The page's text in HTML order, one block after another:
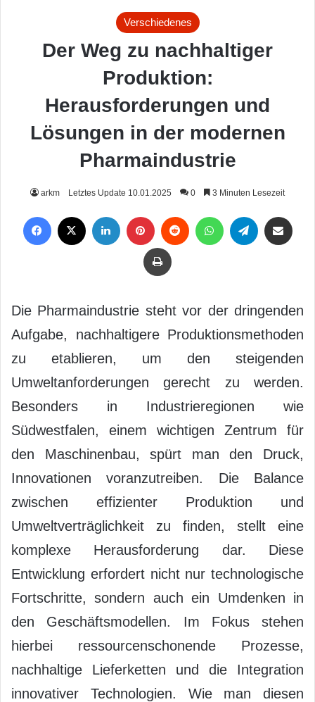
Verschiedenes
Der Weg zu nachhaltiger
Produktion:
Herausforderungen und
Lösungen in der modernen
Pharmaindustrie
arkm Letztes Update 10.01.2025 0 3 Minuten Lesezeit
Drucken
Die Pharmaindustrie steht vor der dringenden
Aufgabe, nachhaltigere Produktionsmethoden
zu etablieren, um den steigenden
Umweltanforderungen gerecht zu werden.
Besonders in Industrieregionen wie
Südwestfalen, einem wichtigen Zentrum für
den Maschinenbau, spürt man den Druck,
Innovationen voranzutreiben. Die Balance
zwischen effizienter Produktion und
Umweltverträglichkeit zu finden, stellt eine
komplexe Herausforderung dar. Diese
Entwicklung erfordert nicht nur technologische
Fortschritte, sondern auch ein Umdenken in
den Geschäftsmodellen. Im Fokus stehen
hierbei ressourcenschonende Prozesse,
nachhaltige Lieferketten und die Integration
innovativer Technologien. Wie man diesen